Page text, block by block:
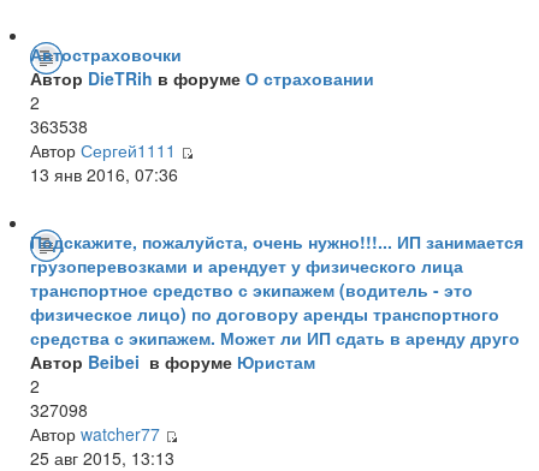
Автостраховочки
Автор DieTRih в форуме О страховании
2
363538
Автор Сергей1111
13 янв 2016, 07:36
Подскажите, пожалуйста, очень нужно!!!... ИП занимается
грузоперевозками и арендует у физического лица
транспортное средство с экипажем (водитель - это
физическое лицо) по договору аренды транспортного
средства с экипажем. Может ли ИП сдать в аренду друго
Автор Beibei в форуме Юристам
2
327098
Автор watcher77
25 авг 2015, 13:13